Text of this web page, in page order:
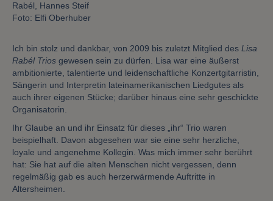
Rabél, Hannes Steif
Foto: Elfi Oberhuber
Ich bin stolz und dankbar, von 2009 bis zuletzt Mitglied des Lisa
Rabél Trios gewesen sein zu dürfen. Lisa war eine äußerst
ambitionierte, talentierte und leidenschaftliche Konzertgitarristin,
Sängerin und Interpretin lateinamerikanischen Liedgutes als
auch ihrer eigenen Stücke; darüber hinaus eine sehr geschickte
Organisatorin.
Ihr Glaube an und ihr Einsatz für dieses „ihr“ Trio waren
beispielhaft. Davon abgesehen war sie eine sehr herzliche,
loyale und angenehme Kollegin. Was mich immer sehr berührt
hat: Sie hat auf die alten Menschen nicht vergessen, denn
regelmäßig gab es auch herzerwärmende Auftritte in
Altersheimen.